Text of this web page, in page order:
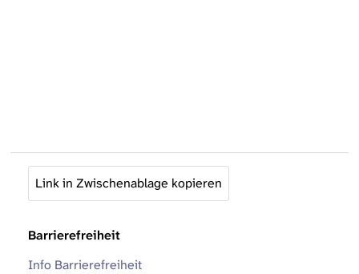
Link in Zwischenablage kopieren
Barrierefreiheit
Info Barrierefreiheit